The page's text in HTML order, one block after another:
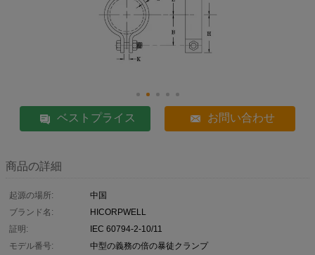
ベストプライス お問い合わせ
商品の詳細
起源の場所:
中国
ブランド名:
HICORPWELL
証明:
IEC 60794-2-10/11
モデル番号:
中型の義務の倍の暴徒クランプ